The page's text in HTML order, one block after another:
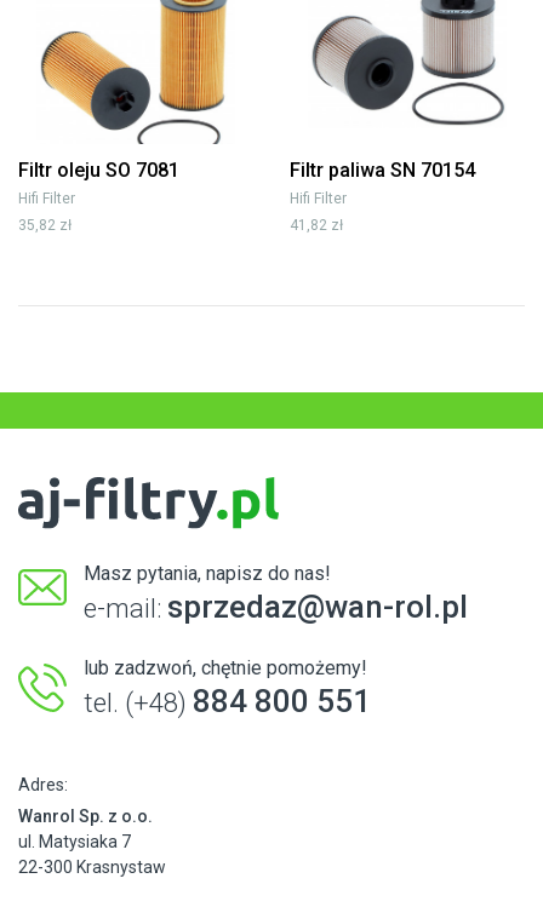
Filtr oleju SO 7081
Hifi Filter
35,82 zł
Filtr paliwa SN 70154
Hifi Filter
41,82 zł
Masz pytania, napisz do nas!
e-mail: sprzedaz@wan-rol.pl
lub zadzwoń, chętnie pomożemy!
tel. (+48) 884 800 551
Adres:
Wanrol Sp. z o.o.
ul. Matysiaka 7
22-300 Krasnystaw